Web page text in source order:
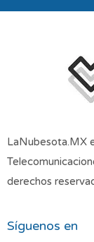
LaNubesota.MX
derechos
Síguenos en